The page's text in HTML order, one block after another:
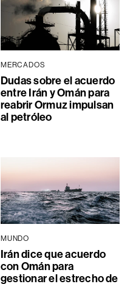
MERCADOS
Dudas sobre el acuerdo
entre Irán y Omán para
reabrir Ormuz impulsan
al petróleo
MUNDO
Irán dice que acuerdo
con Omán para
gestionar el estrecho de